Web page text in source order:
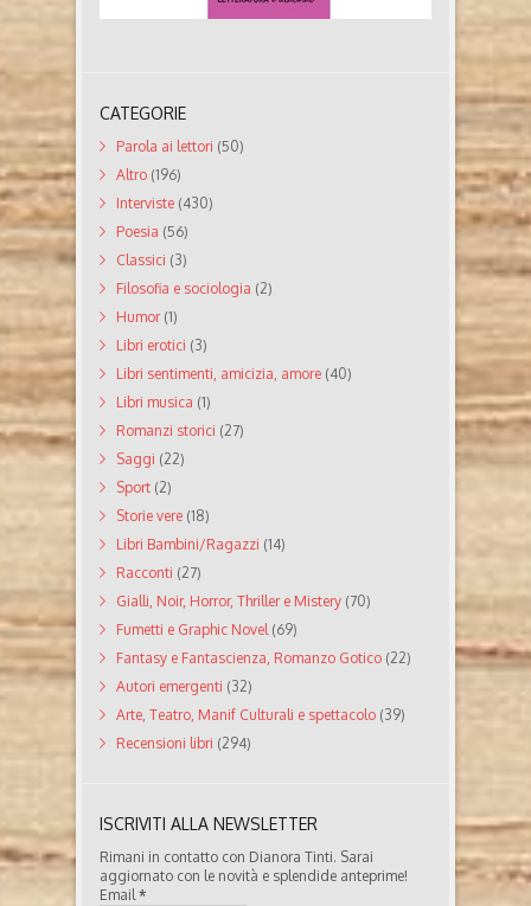
CATEGORIE
Parola ai lettori (50)
Altro (196)
Interviste (430)
Poesia (56)
Classici (3)
Filosofia e sociologia (2)
Humor(1)
Libri erotici (3)
Libri sentimenti, amicizia, amore (40)
Libri musica (1)
Romanzi storici (27)
Saggi (22)
Sport (2)
Storie vere (18)
Libri Bambini/Ragazzi (14)
Racconti (27)
Gialli, Noir, Horror, Thriller e Mistery (70)
Fumetti e Graphic Novel(69)
Fantasy e Fantascienza, Romanzo Gotico (22)
Autori emergenti (32)
Arte, Teatro, Manif Culturali e spettacolo (39)
Recensioni libri (294)
ISCRIVITI ALLA NEWSLETTER
Rimani in contatto con Dianora Tinti. Sarai
aggiornato con le novità e splendide anteprime!
Email*